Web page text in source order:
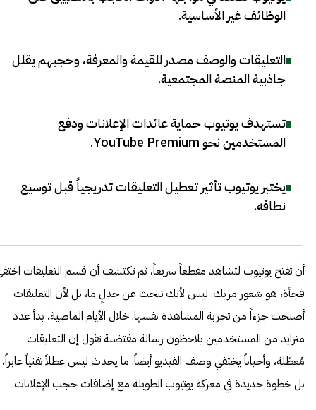
الوظائف غير الأساسية.
التعليقات والوصف مصدر للقيمة والمعرفة، وحجبهم يقلل
جاذبية المنصة المجتمعية.
تستهدف يوتيوب حماية عائدات الإعلانات ودفع
المستخدمين نحو YouTube Premium
.
يختبر يوتيوب تأثير تعطيل التعليقات تدريجياً قبل توسيع
نطاقه.
أن تفتح يوتيوب لتشاهد مقطعاً سريعاً، ثم تكتشف أن قسم التعليقات
فجأة، هو شعور مربك. ليس لأنك تبحث عن جدلٍ ما، بل لأن التعليقات
أصبحت جزءاً من تجربة المشاهدة نفسها. خلال الأيام الماضية، بدأ عدد
متزايد من المستخدمين يلاحظون رسالة مقتضبة تقول إن التعليقات
مُعطّلة، وأحياناً يختفي وصف الفيديو أيضاً. ما يحدث ليس عطلاً تقنياً عابراً،
بل خطوة جديدة في معركة يوتيوب الطويلة مع إضافات حجب الإعلانات.